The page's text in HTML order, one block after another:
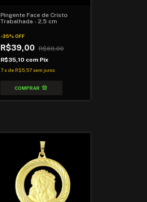
Pingente Face de Cristo
Trabalhada - 2,5 cm
-35% OFF
R$39,00
R$60,00
R$35,10 com Pix
7x de R$5,57 sem juros